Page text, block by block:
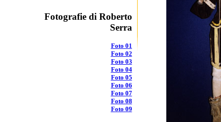
Fotografie di Roberto
Serra
Foto 01
Foto 02
Foto 03
Foto 04
Foto 05
Foto 06
Foto 07
Foto 08
Foto 09